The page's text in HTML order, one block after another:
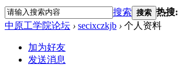
搜索 搜索 热搜:
中原工学院论坛 › secixczkjb › 个人资料
加为好友
发送消息